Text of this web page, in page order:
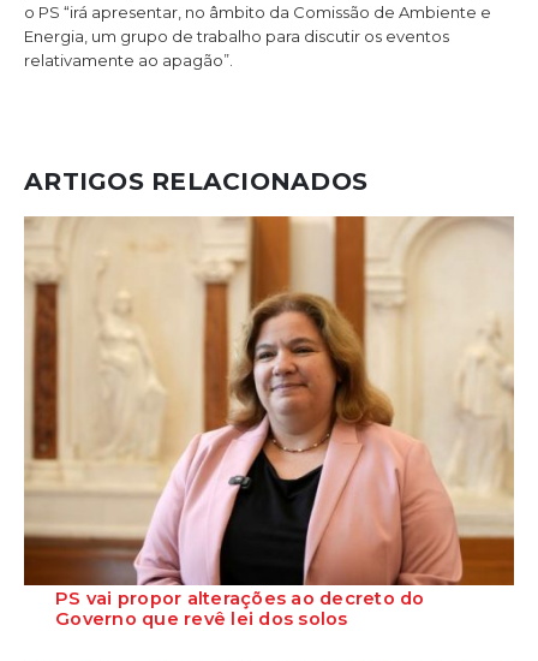
o PS “irá apresentar, no âmbito da Comissão de Ambiente e
Energia, um grupo de trabalho para discutir os eventos
relativamente ao apagão”.
ARTIGOS RELACIONADOS
PS vai propor alterações ao decreto do
Governo que revê lei dos solos